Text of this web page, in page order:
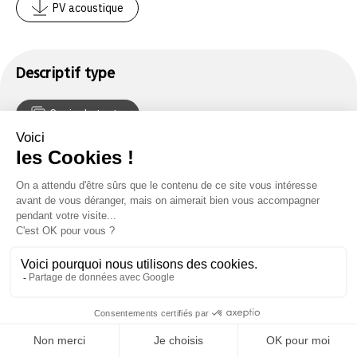
PV acoustique
Descriptif type
Copier le texte
L’absorption acoustique sera assurée par des panneaux
Stereo Texaa ® , constitués :
d’une armature en acier traité contre la corrosion
d’une ouate AF1 de couleur blanche en matière 80 %
d’un voile microporeux gris ou noir
d’une housse amovible et lavable en textile transonore
et habillant cinq ou six faces